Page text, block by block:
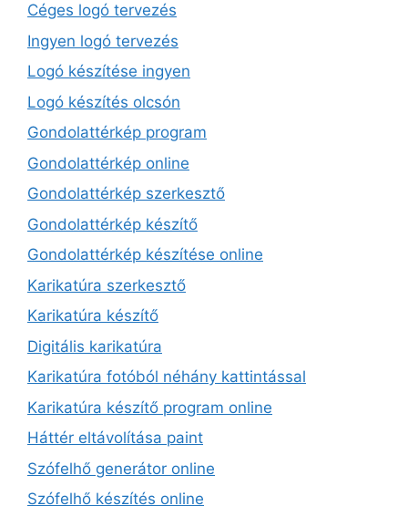
Céges logó tervezés
Ingyen logó tervezés
Logó készítése ingyen
Logó készítés olcsón
Gondolattérkép program
Gondolattérkép online
Gondolattérkép szerkesztő
Gondolattérkép készítő
Gondolattérkép készítése online
Karikatúra szerkesztő
Karikatúra készítő
Digitális karikatúra
Karikatúra fotóból néhány kattintással
Karikatúra készítő program online
Háttér eltávolítása paint
Szófelhő generátor online
Szófelhő készítés online